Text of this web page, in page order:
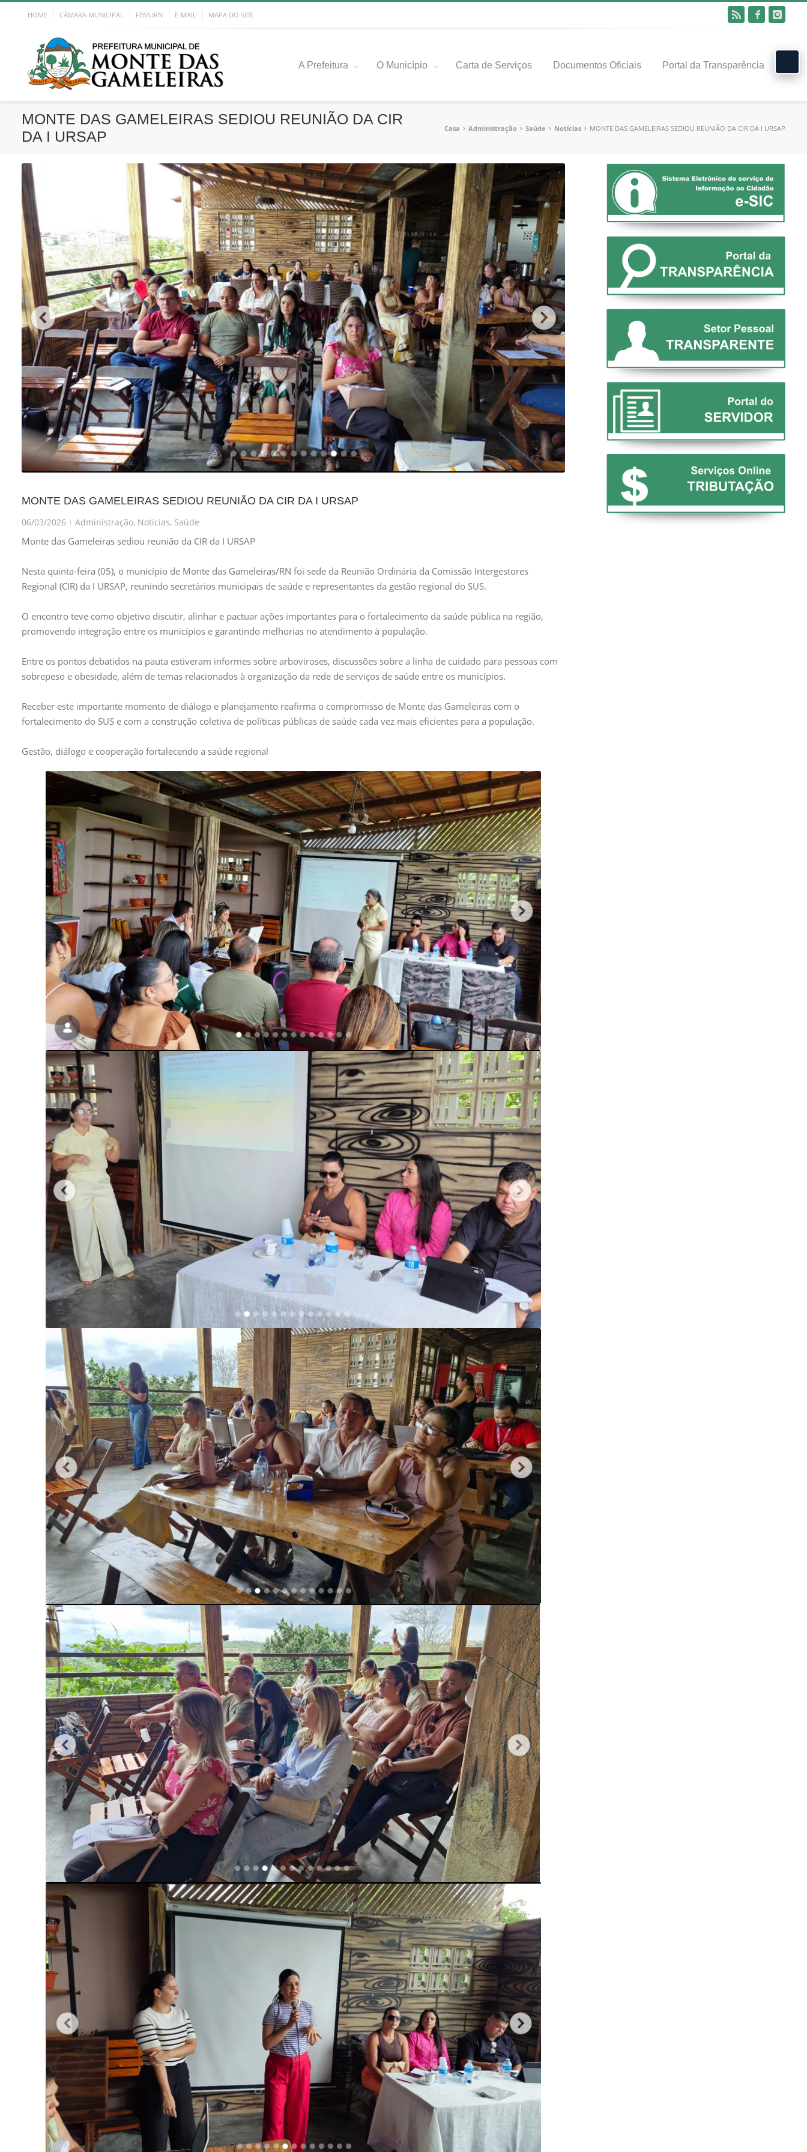
HOME CÂMARA MUNICIPAL FEMURN E-MAIL MAPA DO SITE
A Prefeitura O Município Carta de Serviços Documentos Oficiais Portal da Transparência
MONTE DAS GAMELEIRAS SEDIOU REUNIÃO DA CIR
DA I URSAP
Casa Administração Saúde Notícias MONTE DAS GAMELEIRAS SEDIOU REUNIÃO DA CIR DA I URSAP
MONTE DAS GAMELEIRAS SEDIOU REUNIÃO DA CIR DA I URSAP
06/03/2026 | Administração, Notícias, Saúde
Monte das Gameleiras sediou reunião da CIR da I URSAP
Nesta quinta-feira (05), o município de Monte das Gameleiras/RN foi sede da Reunião Ordinária da Comissão Intergestores
Regional (CIR) da I URSAP, reunindo secretários municipais de saúde e representantes da gestão regional do SUS.
O encontro teve como objetivo discutir, alinhar e pactuar ações importantes para o fortalecimento da saúde pública na região,
promovendo integração entre os municípios e garantindo melhorias no atendimento à população.
Entre os pontos debatidos na pauta estiveram informes sobre arboviroses, discussões sobre a linha de cuidado para pessoas com
sobrepeso e obesidade, além de temas relacionados à organização da rede de serviços de saúde entre os municípios.
Receber este importante momento de diálogo e planejamento reafirma o compromisso de Monte das Gameleiras com o
fortalecimento do SUS e com a construção coletiva de políticas públicas de saúde cada vez mais eficientes para a população.
Gestão, diálogo e cooperação fortalecendo a saúde regional